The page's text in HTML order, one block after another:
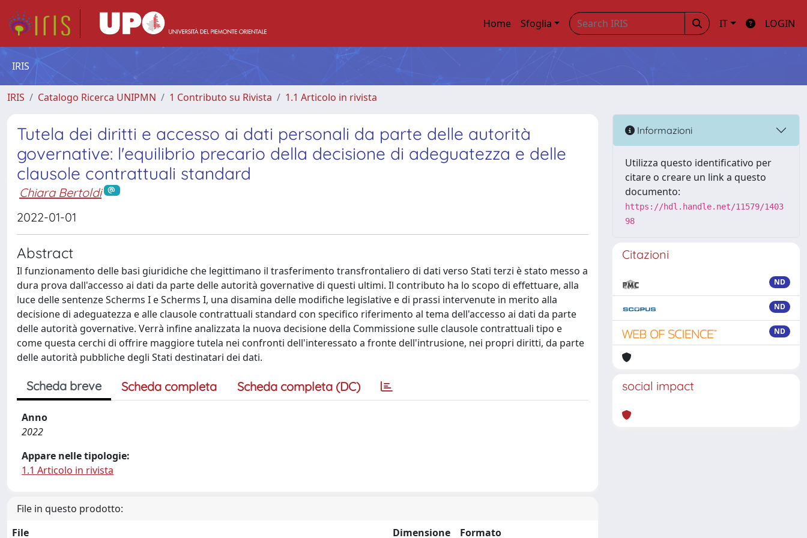
Home Sfoglia IT LOGIN
IRIS
IRIS Catalogo Ricerca UNIPMN 1 Contributo su Rivista 1.1 Articolo in rivista
Tutela dei diritti e accesso ai dati personali da parte delle autorità
governative: l'equilibrio precario della decisione di adeguatezza e delle
clausole contrattuali standard
Chiara Bertoldi
2022-01-01
Abstract
Il funzionamento delle basi giuridiche che legittimano il trasferimento transfrontaliero di dati verso Stati terzi è stato messo a
dura prova dall'accesso ai dati da parte delle autorità governative di questi ultimi. Il contributo ha lo scopo di effettuare, alla
luce delle sentenze Scherms I e Scherms I, una disamina delle modifiche legislative e di prassi intervenute in merito alla
decisione di adeguatezza e alle clausole contrattuali standard con specifico riferimento al tema dell'accesso ai dati da parte
delle autorità governative. Verrà infine analizzata la nuova decisione della Commissione sulle clausole contrattuali tipo e
come questa cerchi di offrire maggiore tutela nei confronti dell'interessato a fronte dell'intrusione, nei propri diritti, da parte
delle autorità pubbliche degli Stati destinatari dei dati.
Scheda breve Scheda completa Scheda completa (DC)
Anno
2022
Appare nelle tipologie:
1.1 Articolo in rivista
File in questo prodotto:
File
Dimensione Formato
Informazioni
Utilizza questo identificativo per
citare o creare un link a questo
documento:
https://hdl.handle.net/11579/1403
98
Citazioni
ND
ND
ND
social impact